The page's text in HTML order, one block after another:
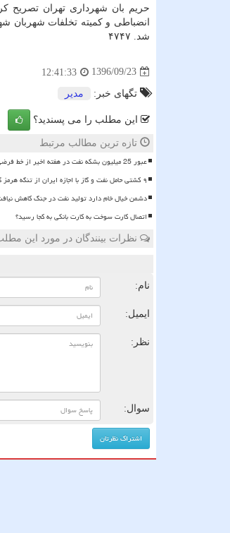
حریم بان شهرداری تهران تصریح
انضباطی و كمیته تخلفات شهربان
شد. ۴۷۴۷
1396/09/23
12:41:33
تگهای خبر: مدیر
این مطلب را می پسندید؟
تازه ترین مطالب مرتبط
عبور 25 میلیون بشکه نفت در هفته اخیر از خط فرضی محاصره
۹ کشتی حامل نفت و گاز با اجازه ایران از تنگه هرمز گذشتند
دشمن خیال خام دارد تولید نفت در جنگ کاهش
اتصال کارت سوخت به کارت بانکی به کجا رسید؟
نظرات بینندگان در مورد این
نام:
ایمیل:
نظر:
سوال: